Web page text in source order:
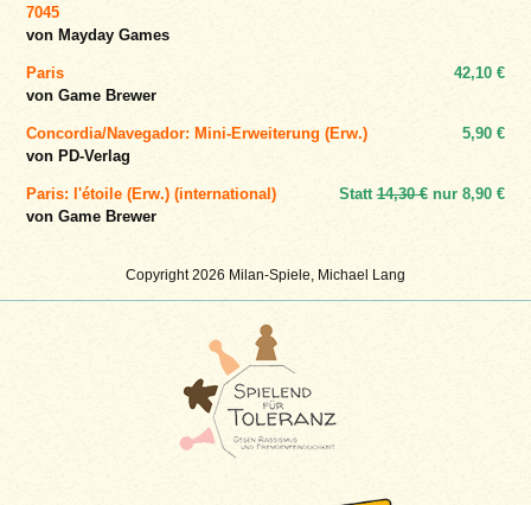
Copyright 2026 Milan-Spiele, Michael Lang
7045
von Mayday Games
Paris
von Game Brewer
42,10 €
Concordia/Navegador: Mini-Erweiterung (Erw.)
von PD-Verlag
5,90 €
Paris: l'étoile (Erw.) (international)
von Game Brewer
Statt14,30 €nur 8,90 €